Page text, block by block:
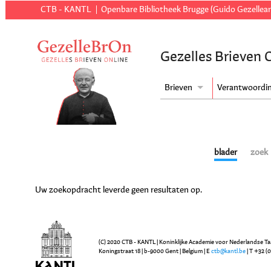
CTB - KANTL Openbare Bibliotheek Brugge (Guido
Gezelles Brieven
Brieven
blader zoek
Uw zoekopdracht leverde geen resultaten op.
(C) 2020 CTB - KANTL | Koninklijke Academie voor Nederlandse
Koningstraat 18 | b-9000 Gent | Belgium | E ctb@kantl.be | T +32